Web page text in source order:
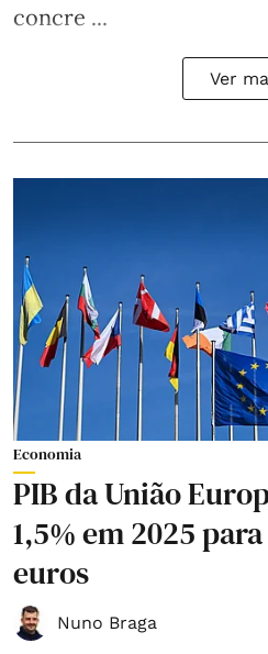
concre ...
Ver
Economia
PIB da União
1,5% em 2025
euros
Nuno Braga